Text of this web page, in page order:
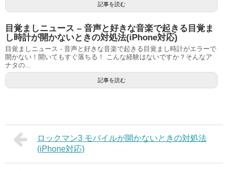
記事を読む
目覚ましニュース – 音声と好きな音楽で起きる目覚ま
し時計が開かないときの対処法(iPhone対応)
目覚ましニュース - 音声と好きな音楽で起きる目覚まし時計がエラーで
開かない！開いてもすぐ落ちる！ こんな経験はないですか？そんなア
ナタの...
記事を読む
ロックマン3 モバイルが開かないときの対処法
(iPhone対応)